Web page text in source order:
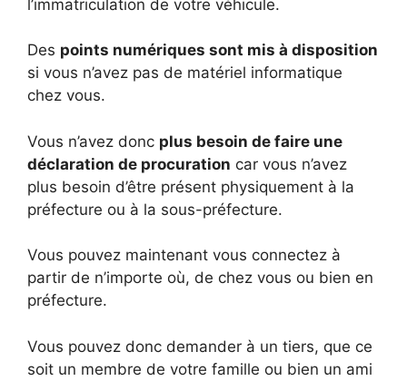
l’immatriculation de votre véhicule.
Des points numériques sont mis à disposition
si vous n’avez pas de matériel informatique
chez vous.
Vous n’avez donc plus besoin de faire une
déclaration de procuration car vous n’avez
plus besoin d’être présent physiquement à la
préfecture ou à la sous-préfecture.
Vous pouvez maintenant vous connectez à
partir de n’importe où, de chez vous ou bien en
préfecture.
Vous pouvez donc demander à un tiers, que ce
soit un membre de votre famille ou bien un ami